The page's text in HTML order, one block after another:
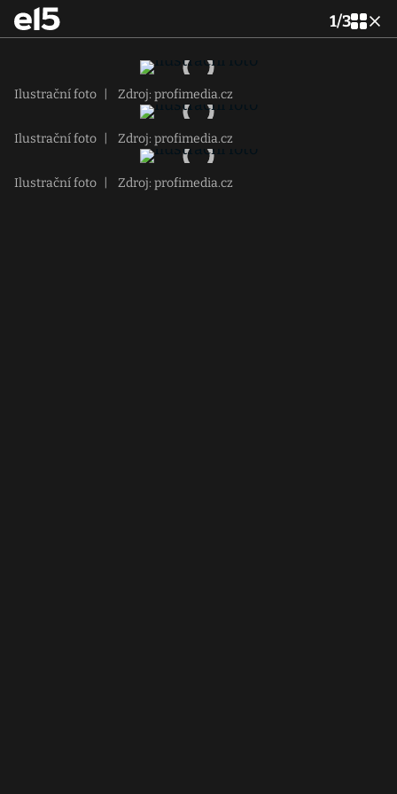
1/3
Ilustrační foto Zdroj: profimedia.cz
Ilustrační foto Zdroj: profimedia.cz
Ilustrační foto Zdroj: profimedia.cz